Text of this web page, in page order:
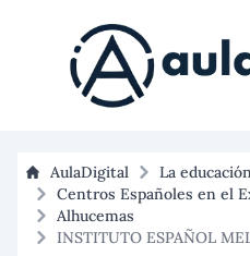
AulaDigital
La
Centros Españoles en el
Alhucemas
INSTITUTO ESPAÑOL